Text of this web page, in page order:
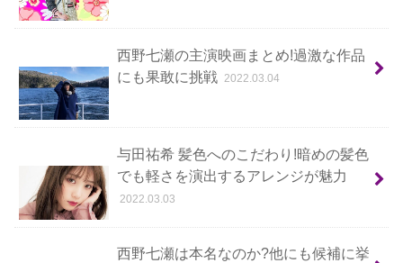
西野七瀬の主演映画まとめ!過激な作品
にも果敢に挑戦
2022.03.04
与田祐希 髪色へのこだわり!暗めの髪色
でも軽さを演出するアレンジが魅力
2022.03.03
西野七瀬は本名なのか?他にも候補に挙